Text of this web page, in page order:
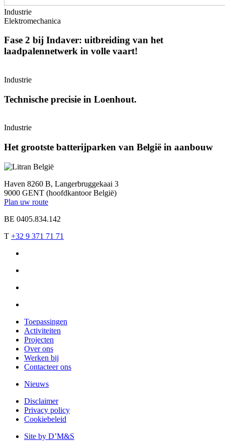
Industrie
Elektromechanica
Fase 2 bij Indaver: uitbreiding van het
laadpalennetwerk in volle vaart!
Industrie
Technische precisie in Loenhout.
Industrie
Het grootste batterijparken van België in aanbouw
Haven 8260 B, Langerbruggekaai 3
9000 GENT (hoofdkantoor België)
Plan uw route
BE 0405.834.142
T +32 9 371 71 71
Toepassingen
Activiteiten
Projecten
Over ons
Werken bij
Contacteer ons
Nieuws
Disclaimer
Privacy policy
Cookiebeleid
Site by D’M&S